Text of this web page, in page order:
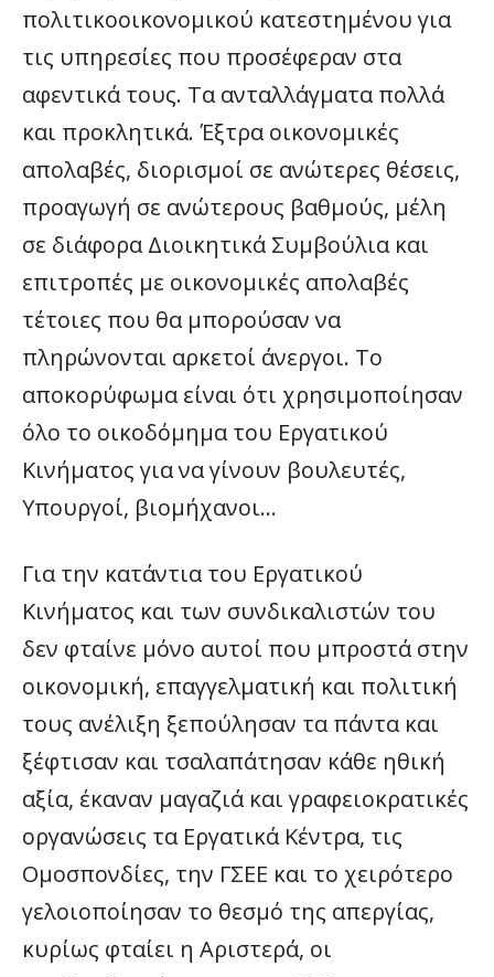
πολιτικοοικονομικού κατεστημένου για
τις υπηρεσίες που προσέφεραν στα
αφεντικά τους. Τα ανταλλάγματα πολλά
και προκλητικά. Έξτρα οικονομικές
απολαβές, διορισμοί σε ανώτερες θέσεις,
προαγωγή σε ανώτερους βαθμούς, μέλη
σε διάφορα Διοικητικά Συμβούλια και
επιτροπές με οικονομικές απολαβές
τέτοιες που θα μπορούσαν να
πληρώνονται αρκετοί άνεργοι. Το
αποκορύφωμα είναι ότι χρησιμοποίησαν
όλο το οικοδόμημα του Εργατικού
Κινήματος για να γίνουν βουλευτές,
Υπουργοί, βιομήχανοι…
Για την κατάντια του Εργατικού
Κινήματος και των συνδικαλιστών του
δεν φταίνε μόνο αυτοί που μπροστά στην
οικονομική, επαγγελματική και πολιτική
τους ανέλιξη ξεπούλησαν τα πάντα και
ξέφτισαν και τσαλαπάτησαν κάθε ηθική
αξία, έκαναν μαγαζιά και γραφειοκρατικές
οργανώσεις τα Εργατικά Κέντρα, τις
Ομοσπονδίες, την ΓΣΕΕ και το χειρότερο
γελοιοποίησαν το θεσμό της απεργίας,
κυρίως φταίει η Αριστερά, οι